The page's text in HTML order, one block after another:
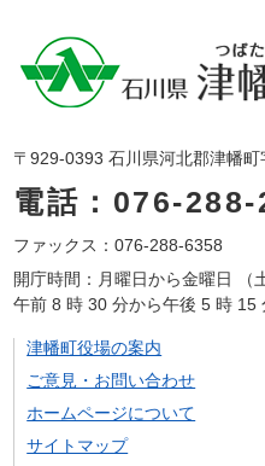
〒929-0393 石川県河北郡津幡
電話：076-288-
ファックス：076-288-6358
開庁時間：月曜日から金曜日 （
午前 8 時 30 分から午後 5 時 15
津幡町役場の案内
ご意見・お問い合わせ
ホームページについて
サイトマップ